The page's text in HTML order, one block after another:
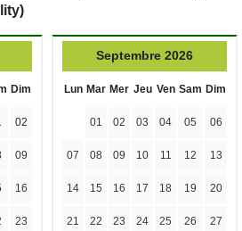
Dim
02
09
16
23
Septembre 2026
Lun Mar Mer Jeu Ven Sam Dim
01 02 03 04 05 06
07 08 09 10 11 12 13
14 15 16 17 18 19 20
21 22 23 24 25 26 27